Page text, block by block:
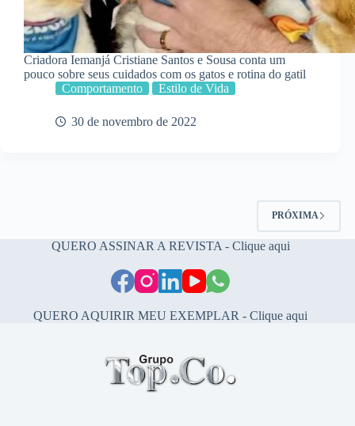
Criadora Iemanjá Cristiane Santos e Sousa conta um
pouco sobre seus cuidados com os gatos e rotina do gatil
Comportamento
Estilo de Vida
30 de novembro de 2022
PRÓXIMA
QUERO ASSINAR A REVISTA - Clique aqui
QUERO AQUIRIR MEU EXEMPLAR - Clique aqui